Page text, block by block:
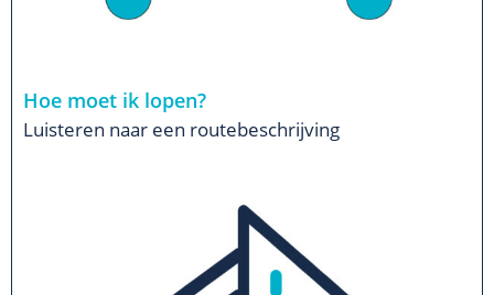
Hoe moet ik lopen?
Luisteren naar een routebeschrijving